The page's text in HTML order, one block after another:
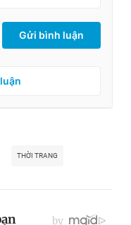
Gửi bình luận
THỜI TRANG